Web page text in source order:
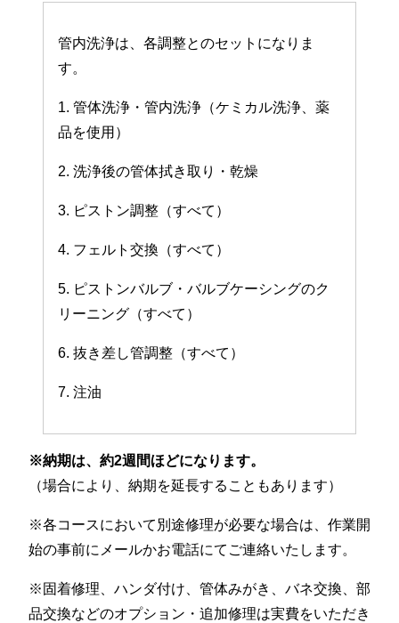
管内洗浄は、各調整とのセットになりま
す。
1. 管体洗浄・管内洗浄（ケミカル洗浄、薬
品を使用）
2. 洗浄後の管体拭き取り・乾燥
3. ピストン調整（すべて）
4. フェルト交換（すべて）
5. ピストンバルブ・バルブケーシングのク
リーニング（すべて）
6. 抜き差し管調整（すべて）
7. 注油
※納期は、約2週間ほどになります。
（場合により、納期を延長することもあります）
※各コースにおいて別途修理が必要な場合は、作業開
始の事前にメールかお電話にてご連絡いたします。
※固着修理、ハンダ付け、管体みがき、バネ交換、部
品交換などのオプション・追加修理は実費をいただき